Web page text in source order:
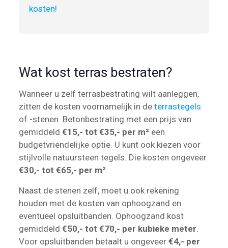
kosten!
Wat kost terras bestraten?
Wanneer u zelf terrasbestrating wilt aanleggen,
zitten de kosten voornamelijk in de terrastegels
of -stenen. Betonbestrating met een prijs van
gemiddeld €15,- tot €35,- per m² een
budgetvriendelijke optie. U kunt ook kiezen voor
stijlvolle natuursteen tegels. Die kosten ongeveer
€30,- tot €65,- per m².
Naast de stenen zelf, moet u ook rekening
houden met de kosten van ophoogzand en
eventueel opsluitbanden. Ophoogzand kost
gemiddeld €50,- tot €70,- per kubieke meter.
Voor opsluitbanden betaalt u ongeveer €4,- per